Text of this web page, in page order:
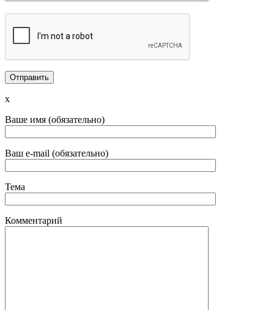
x
Ваше имя (обязательно)
Ваш e-mail (обязательно)
Тема
Комментарий